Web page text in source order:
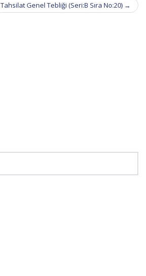
Tahsilat Genel Tebliği (Seri:B Sıra No:20) →